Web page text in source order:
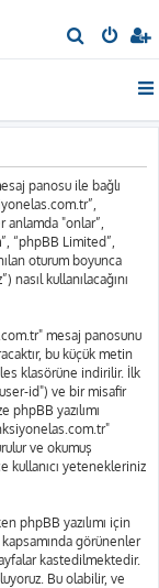
r
panosu ile bağlı
"onlar”,
“phpBB Limited”,
oturum boyunca
kullanılacağını
mesaj panosunu
bu küçük metin
klasörüne indirilir. İlk
id") ve bir misafir
yazılımı
ve okumuş
kullanıcı yetenekleriniz
phpBB yazılımı için
görünenler
kastedilmektedir.
Bu olabilir, ve